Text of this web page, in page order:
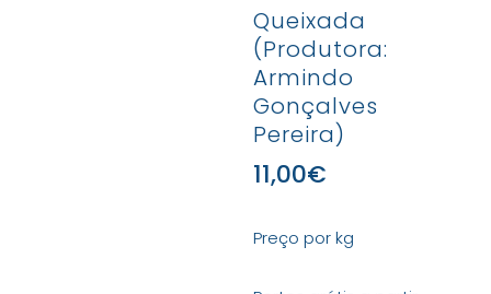
Queixada
(Produtora:
Armindo
Gonçalves
Pereira)
11,00€
Preço por kg